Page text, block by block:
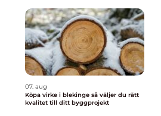
07. aug
Köpa virke i blekinge så väljer du rätt
kvalitet till ditt byggprojekt